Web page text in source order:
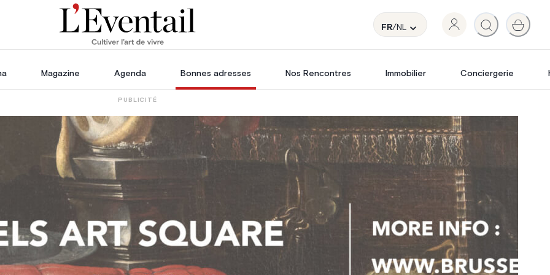
FR/NL
Magazine Agenda Bonnes adresses Nos Rencontres Immobilier Conciergerie
PUBLICITÉ